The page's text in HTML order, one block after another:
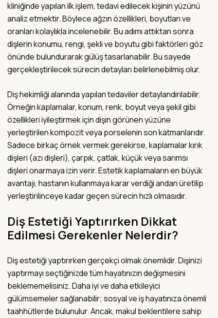
kliniğinde yapılan ilk işlem, tedavi edilecek kişinin yüzünü
analiz etmektir. Böylece ağzın özellikleri, boyutları ve
oranları kolaylıkla incelenebilir. Bu adımı attıktan sonra
dişlerin konumu, rengi, şekli ve boyutu gibi faktörleri göz
önünde bulundurarak gülüş tasarlanabilir. Bu sayede
gerçekleştirilecek sürecin detayları belirlenebilmiş olur.
Diş hekimliği alanında yapılan tedaviler detaylandırılabilir.
Örneğin kaplamalar, konum, renk, boyut veya şekil gibi
özellikleri iyileştirmek için dişin görünen yüzüne
yerleştirilen kompozit veya porselenin son katmanlarıdır.
Sadece birkaç örnek vermek gerekirse, kaplamalar kırık
dişleri (azı dişleri), çarpık, çatlak, küçük veya sarımsı
dişleri onarmaya izin verir. Estetik kaplamaların en büyük
avantajı, hastanın kullanmaya karar verdiği andan üretilip
yerleştirilinceye kadar geçen sürecin hızlı olmasıdır.
Diş Estetiği Yaptırırken Dikkat
Edilmesi Gerekenler Nelerdir?
Diş estetiği yaptırırken gerçekçi olmak önemlidir. Dişinizi
yaptırmayı seçtiğinizde tüm hayatınızın değişmesini
beklememelisiniz. Daha iyi ve daha etkileyici
gülümsemeler sağlanabilir; sosyal ve iş hayatınıza önemli
taahhütlerde bulunulur. Ancak, makul beklentilere sahip